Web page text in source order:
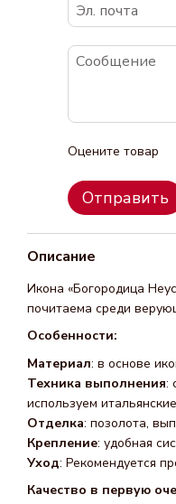
Оцените товар
Отправить
Описание
Икона «Богородица
почитаема среди
Особенности:
Материал: в основе
Техника выполнения:
используем
Отделка: позолота,
Крепление: удобная
Уход: Рекомендуется
Качество в первую